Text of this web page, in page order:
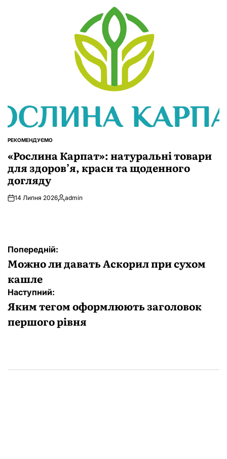
ОПУБЛІКУВАТИ
РЕКОМЕНДУЄМО
«Рослина Карпат»: натуральні товари
для здоров’я, краси та щоденного
догляду
14 Липня 2026Опубліковано
admin
Навігація
записів
Попередній:
Можно ли давать Аскорил при сухом
кашле
Наступний:
Яким тегом оформлюють заголовок
першого рівня